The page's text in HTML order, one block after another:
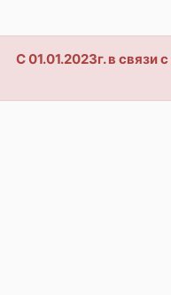
С 01.01.2023г. в